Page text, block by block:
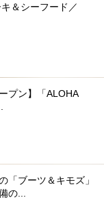
＆シーフード／
プン】「ALOHA
「ブーツ＆キモズ」
の...